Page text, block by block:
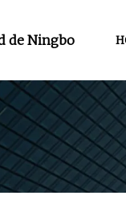
de Ningbo